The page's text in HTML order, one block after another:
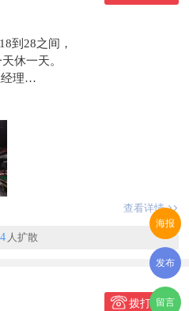
海报
发布
留言
到28之间，
休一天。
理
，不得转载。
查看详情
人扩散
拨打电话